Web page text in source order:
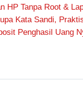
HP Tanpa Root &
Kata Sandi,
Penghasil Uang